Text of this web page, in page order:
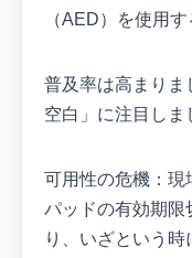
（AED）を使用す
普及率は高まりま
空白」に注目しま
可用性の危機：現
パッドの有効期限
り、いざという